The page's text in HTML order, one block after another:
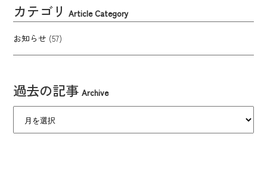
カテゴリ Article Category
お知らせ (57)
過去の記事 Archive